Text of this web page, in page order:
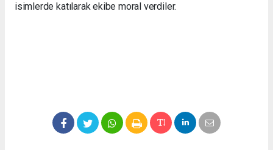
isimlerde katılarak ekibe moral verdiler.